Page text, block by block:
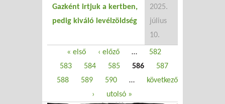
Gazként irtjuk a kertben,
pedig kiváló levélzöldség
2025.
július
10.
Oldalak« első ‹ előző …
582
583
584 585 586
587
588
589 590 …
következő
›
utolsó »